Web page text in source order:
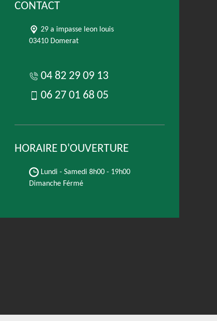
CONTACT
29 a impasse leon louis
03410 Domerat
04 82 29 09 13
06 27 01 68 05
HORAIRE D'OUVERTURE
Lundi - Samedi 8h00 - 19h00
Dimanche Férmé